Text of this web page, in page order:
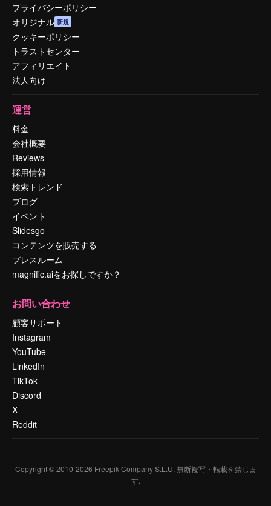
プライバシーポリシー
オリジナル 新規
クッキーポリシー
トラストセンター
アフィリエイト
法人向け
運営
料金
会社概要
Reviews
採用情報
検索トレンド
ブログ
イベント
Slidesgo
コンテンツを販売する
プレスルーム
magnific.aiをお探しですか？
お問い合わせ
顧客サポート
Instagram
YouTube
LinkedIn
TikTok
Discord
X
Reddit
Copyright © 2010-2026 Freepik Company S.L.U. 無断複写・転載を禁じま
す.